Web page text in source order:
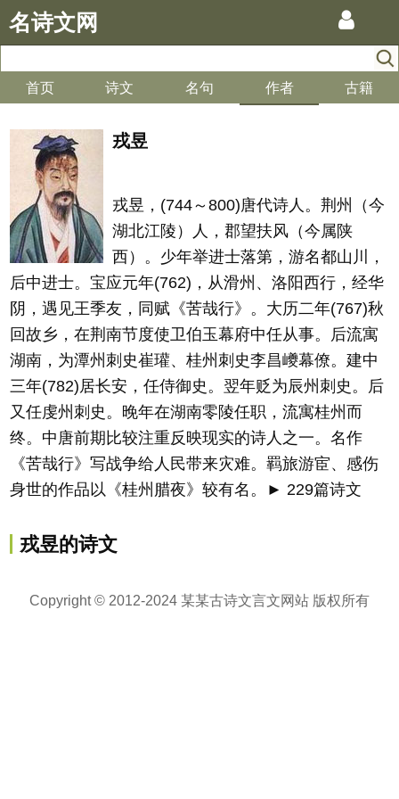
名诗文网
首页 诗文 名句 作者 古籍
戎昱
戎昱，(744～800)唐代诗人。荆州（今
湖北江陵）人，郡望扶风（今属陕
西）。少年举进士落第，游名都山川，
后中进士。宝应元年(762)，从滑州、洛阳西行，经华
阴，遇见王季友，同赋《苦哉行》。大历二年(767)秋
回故乡，在荆南节度使卫伯玉幕府中任从事。后流寓
湖南，为潭州刺史崔瓘、桂州刺史李昌巙幕僚。建中
三年(782)居长安，任侍御史。翌年贬为辰州刺史。后
又任虔州刺史。晚年在湖南零陵任职，流寓桂州而
终。中唐前期比较注重反映现实的诗人之一。名作
《苦哉行》写战争给人民带来灾难。羁旅游宦、感伤
身世的作品以《桂州腊夜》较有名。► 229篇诗文
戎昱的诗文
Copyright © 2012-2024 某某古诗文言文网站 版权所有